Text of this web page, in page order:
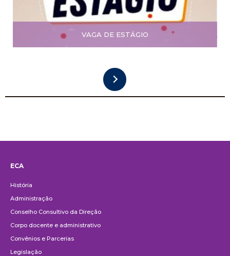
VAGA DE ESTÁGIO
ECA
História
Administração
Conselho Consultivo da Direção
Corpo docente e administrativo
Convênios e Parcerias
Legislação